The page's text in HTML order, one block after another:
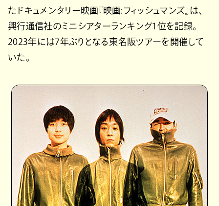
たドキュメンタリー映画『映画:フィッシュマンズ』は、
興行通信社のミニシアターランキング1位を記録。
2023年には7年ぶりとなる東名阪ツアーを開催して
いた。